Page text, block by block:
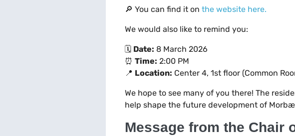
🔎 You can find it on the website here.
We would also like to remind you:
🗓 Date: 8 March 2026
⏰ Time: 2:00 PM
📍 Location: Center 4, 1st floor (Common
We hope to see many of you there! The
help shape the future development of
Message from the Chair